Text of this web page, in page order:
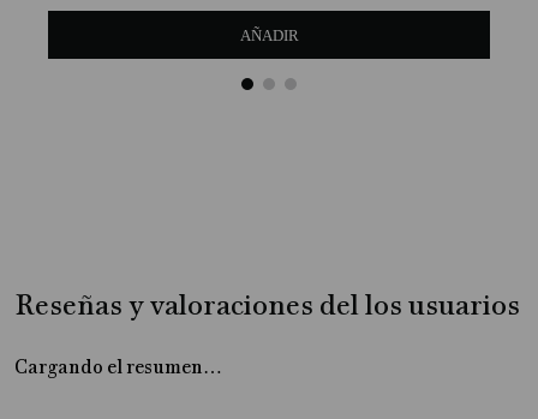
AÑADIR
Reseñas y valoraciones del los usuarios
Cargando el resumen…